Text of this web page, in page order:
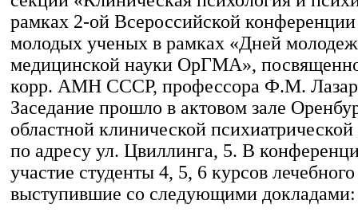
рамках 2-ой Всероссийской конференции
молодых ученых в рамках «Дней
медицинской науки ОрГМА»,
корр. АМН СССР, профессора Ф.М.
Заседание прошло в актовом зале
областной клинической
по адресу ул. Цвиллинга, 5. В
участие студенты 4, 5, 6 курсов
выступившие со следующими докладами: